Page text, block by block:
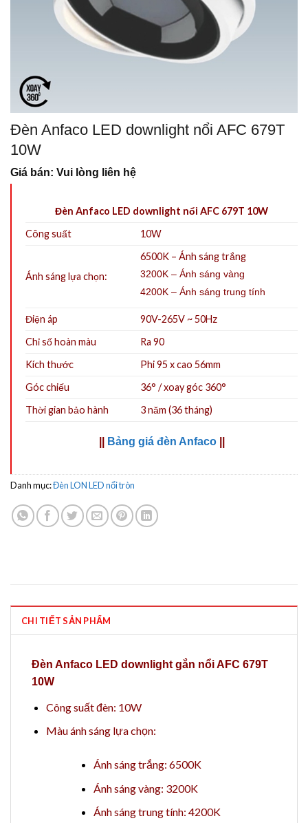
Đèn Anfaco LED downlight nổi AFC 679T
10W
Giá bán: Vui lòng liên hệ
Đèn Anfaco LED downlight nổi AFC 679T 10W
Công suất
10W
Ánh sáng lựa chọn:
6500K – Ánh sáng trắng
3200K – Ánh sáng vàng
4200K – Ánh sáng trung tính
Điện áp
90V-265V ~ 50Hz
Chỉ số hoàn màu
Ra 90
Kích thước
Phi 95 x cao 56mm
Góc chiếu
36° / xoay góc 360°
Thời gian bảo hành
3 năm (36 tháng)
Bảng giá đèn Anfaco
Danh mục:Đèn LON LED nổi tròn
CHI TIẾT SẢN PHẨM
Đèn Anfaco LED downlight gắn nổi AFC 679T
10W
Công suất đèn: 10W
Màu ánh sáng lựa chọn:
Ánh sáng trắng: 6500K
Ánh sáng vàng: 3200K
Ánh sáng trung tính: 4200K